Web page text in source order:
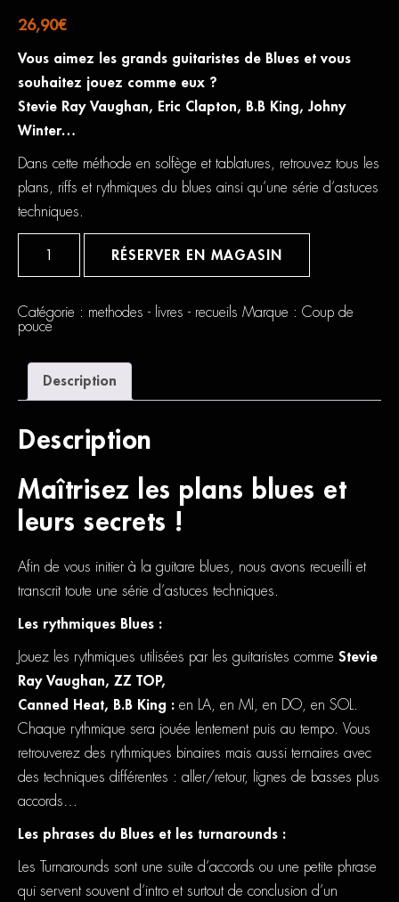
26,90€
Vous aimez les grands guitaristes de Blues et vous
souhaitez jouez comme eux ?
Stevie Ray Vaughan, Eric Clapton, B.B King, Johny
Winter…
Dans cette méthode en solfège et tablatures, retrouvez tous les
plans, riffs et rythmiques du blues ainsi qu’une série d’astuces
techniques.
Blues
Volume
1
RÉSERVER EN MAGASIN
Catégorie : methodes - livres - recueils Marque : Coup de
pouce
Description
Description
Maîtrisez les plans blues et
leurs secrets !
Afin de vous initier à la guitare blues, nous avons recueilli et
transcrit toute une série d’astuces techniques.
Les rythmiques Blues :
Jouez les rythmiques utilisées par les guitaristes comme Stevie
Ray Vaughan, ZZ TOP,
Canned Heat, B.B King : en LA, en MI, en DO, en SOL.
Chaque rythmique sera jouée lentement puis au tempo. Vous
retrouverez des rythmiques binaires mais aussi ternaires avec
des techniques différentes : aller/retour, lignes de basses plus
accords…
Les phrases du Blues et les turnarounds :
Les Turnarounds sont une suite d’accords ou une petite phrase
qui servent souvent d’intro et surtout de conclusion d’un